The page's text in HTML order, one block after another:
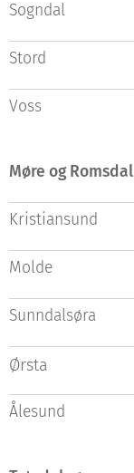
Sogndal
Stord
Voss
Møre og Romsdal
Kristiansund
Molde
Sunndalsøra
Ørsta
Ålesund